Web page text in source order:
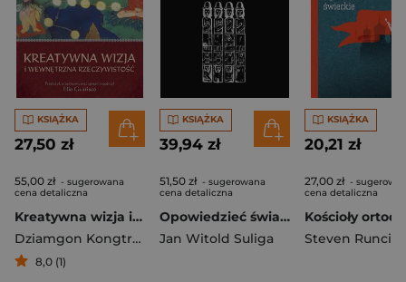
KSIĄŻKA
27,50 zł
55,00 zł - sugerowana
cena detaliczna
Kreatywna wizja i wewnętrzna rzeczywistość
Dziamgon Kongtrul Lodro Thaje
8,0 (1)
KSIĄŻKA
39,94 zł
51,50 zł - sugerowana
cena detaliczna
Opowiedzieć świat albo rzecz o symbolice Światowida ze Zbrucz i nie tylko
Jan Witold Suliga
KSIĄŻKA
20,21 zł
27,00 zł -
cena detaliczna
Steven